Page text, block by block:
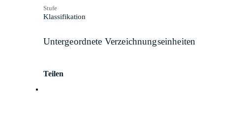
Stufe
Klassifikation
Untergeordnete Verzeichnungseinheiten
Teilen